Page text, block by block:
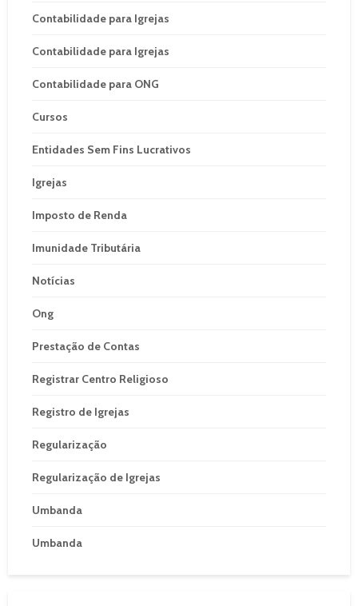
Contabilidade para Igrejas
Contabilidade para Igrejas
Contabilidade para ONG
Cursos
Entidades Sem Fins Lucrativos
Igrejas
Imposto de Renda
Imunidade Tributária
Notícias
Ong
Prestação de Contas
Registrar Centro Religioso
Registro de Igrejas
Regularização
Regularização de Igrejas
Umbanda
Umbanda